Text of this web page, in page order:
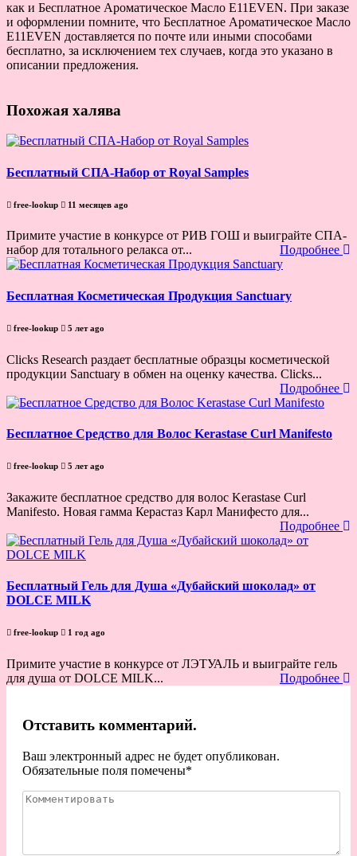
как и Бесплатное Ароматическое Масло E11EVEN. При заказе
и оформлении помните, что Бесплатное Ароматическое Масло
E11EVEN доставляется по почте или иными способами
бесплатно, за исключением тех случаев, когда это указано в
описании предложения.
Похожая халява
Бесплатный СПА-Набор от Royal Samples
free-lookup 11 месяцев ago
Примите участие в конкурсе от РИВ ГОШ и выиграйте СПА-
набор для тотального релакса от...
Подробнее
Бесплатная Косметическая Продукция Sanctuary
free-lookup 5 лет ago
Clicks Research раздает бесплатные образцы косметической
продукции Sanctuary в обмен на оценку качества. Clicks...
Подробнее
Бесплатное Средство для Волос Kerastase Curl Manifesto
free-lookup 5 лет ago
Закажите бесплатное средство для волос Kerastase Curl
Manifesto. Новая гамма Керастаз Карл Манифесто для...
Подробнее
Бесплатный Гель для Душа «Дубайский шоколад» от
DOLCE MILK
free-lookup 1 год ago
Примите участие в конкурсе от ЛЭТУАЛЬ и выиграйте гель
для душа от DOLCE MILK...
Подробнее
Отставить комментарий.
Ваш электронный адрес не будет опубликован.
Обязательные поля помечены*